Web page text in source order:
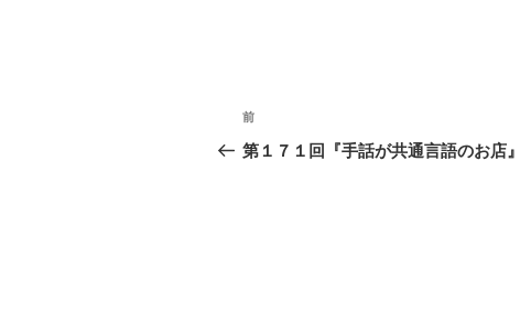
投
稿
過
去
前
第１７１回『手話が共通言語のお店』